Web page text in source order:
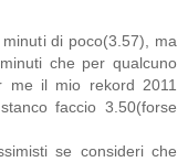
di poco(3.57), ma
che per qualcuno
me il mio rekord 2011
faccio 3.50(forse
se consideri che